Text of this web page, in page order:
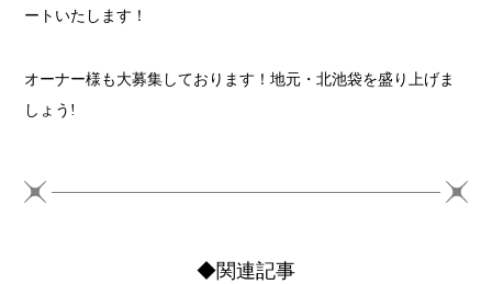
ートいたします！
オーナー様も大募集しております！地元・北池袋を盛り上げま
しょう!
◆関連記事